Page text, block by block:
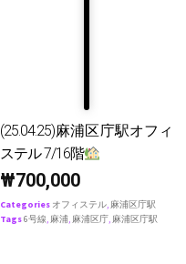
(25.04.25)麻浦区庁駅オフィ
ステル 7/16階
₩700,000
Categories オフィステル 麻浦区庁駅
Tags6号線 麻浦 麻浦区庁 麻浦区庁駅